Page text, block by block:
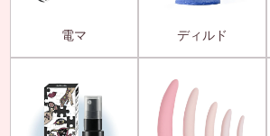
電マ ディルド